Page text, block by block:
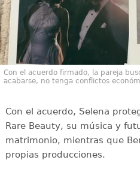
Con el acuerdo firmado, la pareja
acabarse, no tenga conflictos
Con el acuerdo, Selena
Rare Beauty, su música y
matrimonio, mientras que
propias producciones.